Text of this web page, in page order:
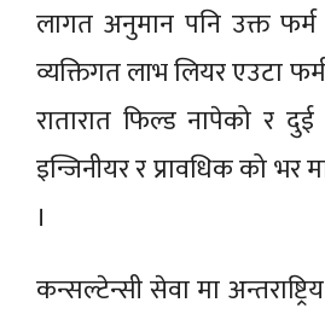
लागत अनुमान पनि उक्त
व्यक्तिगत लाभ लियर एउटा
रातारात फिल्ड नापेको र
इन्जिनीयर र प्रावधिक को भर
।
कन्सल्टेन्सी सेवा मा अन्तराष्ट्रिय